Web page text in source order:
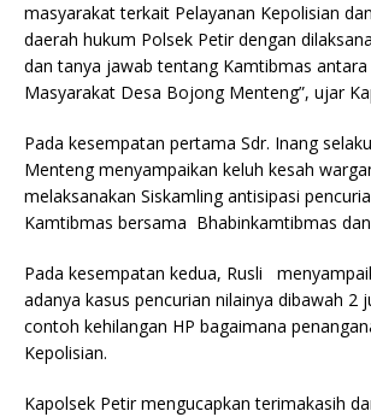
masyarakat terkait Pelayanan Kepolisian
daerah hukum Polsek Petir dengan
dan tanya jawab tentang Kamtibmas antara
Masyarakat Desa Bojong Menteng”, ujar
Pada kesempatan pertama Sdr. Inang
Menteng menyampaikan keluh kesah
melaksanakan Siskamling antisipasi
Kamtibmas bersama Bhabinkamtibmas
Pada kesempatan kedua, Rusli
adanya kasus pencurian nilainya dibawah 2
contoh kehilangan HP bagaimana
Kepolisian.
Kapolsek Petir mengucapkan terimakasih